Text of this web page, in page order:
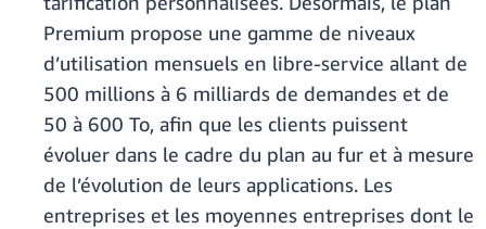
Premium propose une gamme de niveaux
d’utilisation mensuels en libre-service allant de
500 millions à 6 milliards de demandes et de
50 à 600 To, afin que les clients puissent
évoluer dans le cadre du plan au fur et à mesure
de l’évolution de leurs applications. Les
entreprises et les moyennes entreprises dont le